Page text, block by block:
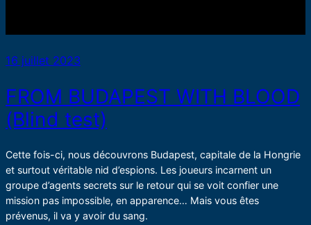
16 juillet 2023
FROM BUDAPEST WITH BLOOD
(Blind test)
Cette fois-ci, nous découvrons Budapest, capitale de la Hongrie
et surtout véritable nid d’espions. Les joueurs incarnent un
groupe d’agents secrets sur le retour qui se voit confier une
mission pas impossible, en apparence… Mais vous êtes
prévenus, il va y avoir du sang.